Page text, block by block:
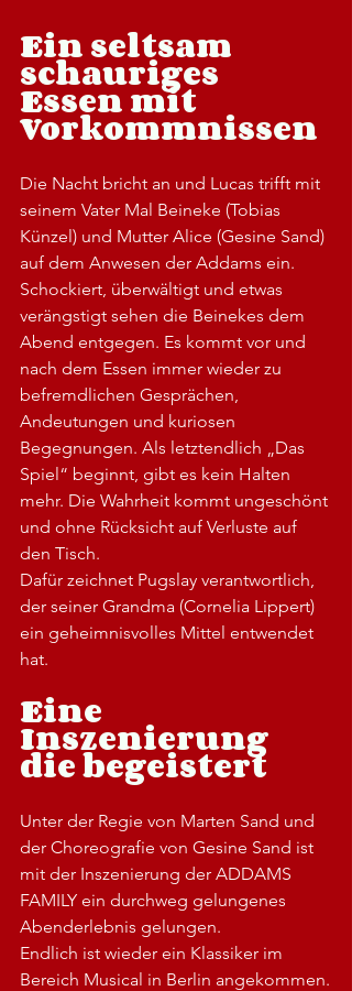
Ein seltsam
schauriges
Essen mit
Vorkommnissen
Die Nacht bricht an und Lucas trifft mit
seinem Vater Mal Beineke (Tobias
Künzel) und Mutter Alice (Gesine Sand)
auf dem Anwesen der Addams ein.
Schockiert, überwältigt und etwas
verängstigt sehen die Beinekes dem
Abend entgegen. Es kommt vor und
nach dem Essen immer wieder zu
befremdlichen Gesprächen,
Andeutungen und kuriosen
Begegnungen. Als letztendlich „Das
Spiel“ beginnt, gibt es kein Halten
mehr. Die Wahrheit kommt ungeschönt
und ohne Rücksicht auf Verluste auf
den Tisch.
Dafür zeichnet Pugslay verantwortlich,
der seiner Grandma (Cornelia Lippert)
ein geheimnisvolles Mittel entwendet
hat.
Eine
Inszenierung
die begeistert
Unter der Regie von Marten Sand und
der Choreografie von Gesine Sand ist
mit der Inszenierung der ADDAMS
FAMILY ein durchweg gelungenes
Abenderlebnis gelungen.
Endlich ist wieder ein Klassiker im
Bereich Musical in Berlin angekommen.